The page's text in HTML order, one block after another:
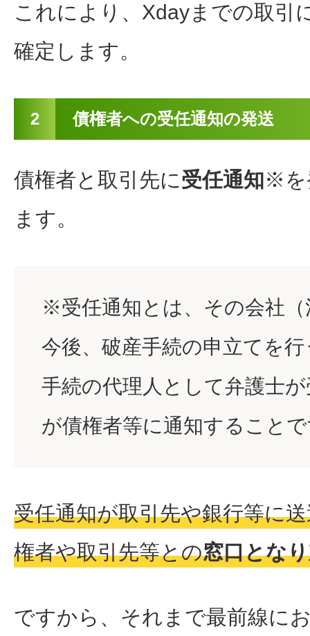
これにより、Xdayまでの取引
確定します。
2 債権者への受任通知の発送
債権者と取引先に受任通知※を
ます。
※受任通知とは、その会社
今後、破産手続の申立てを
手続の代理人として弁護士
が債権者等に通知すること
受任通知が取引先や銀行等に
権者や取引先等との窓口とな
ですから、それまで最前線に